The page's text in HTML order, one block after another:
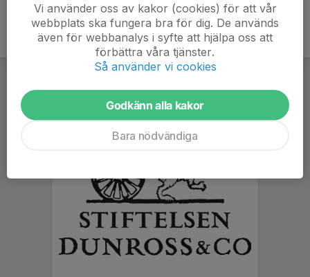
Vi använder oss av kakor (cookies) för att vår
webbplats ska fungera bra för dig. De används
även för webbanalys i syfte att hjälpa oss att
förbättra våra tjänster.
Så använder vi cookies
Godkänn alla kakor
Bara nödvändiga